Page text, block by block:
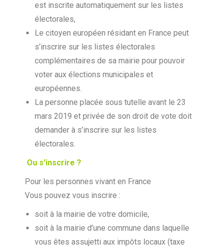
est inscrite automatiquement sur les listes
électorales,
Le citoyen européen résidant en France peut
s’inscrire sur les listes électorales
complémentaires de sa mairie pour pouvoir
voter aux élections municipales et
européennes.
La personne placée sous tutelle avant le 23
mars 2019 et privée de son droit de vote doit
demander à s’inscrire sur les listes
électorales.
Ou s’inscrire ?
Pour les personnes vivant en France
Vous pouvez vous inscrire :
soit à la mairie de votre domicile,
soit à la mairie d’une commune dans laquelle
vous êtes assujetti aux impôts locaux (taxe